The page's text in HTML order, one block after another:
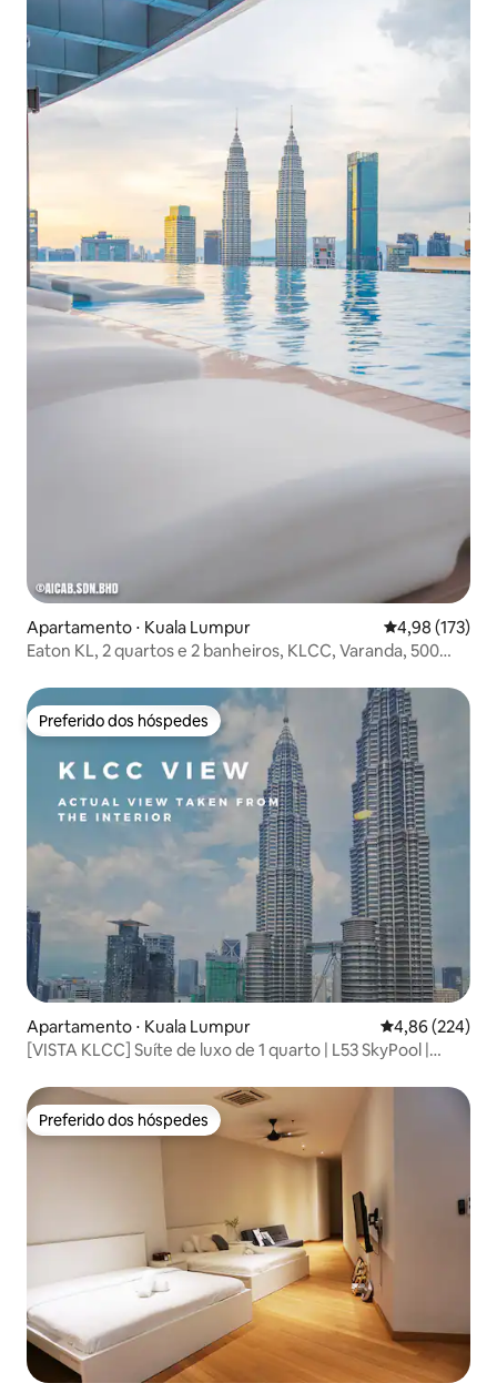
Apartamento ⋅ Kuala Lumpur 4,98 de uma
4,98 (173)
Eaton KL, 2 quartos e 2 banheiros, KLCC, Varanda, 500
Preferido dos hóspedes
Preferido dos hóspedes
Apartamento ⋅ Kuala Lumpur 4,86 de uma
4,86 (224)
[VISTA KLCC] Suíte de luxo de 1 quarto | L53 SkyPool |
Preferido dos hóspedes
Preferido dos hóspedes